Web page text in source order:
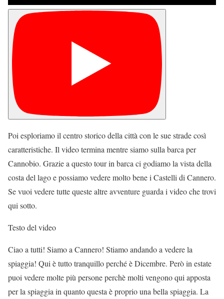
Poi esploriamo il centro storico della città con le sue strade così
caratteristiche. Il video termina mentre siamo sulla barca per
Cannobio. Grazie a questo tour in barca ci godiamo la vista della
costa del lago e possiamo vedere molto bene i Castelli di Cannero.
Se vuoi vedere tutte queste altre avventure guarda i video che trovi
qui sotto.
Testo del video
Ciao a tutti! Siamo a Cannero! Stiamo andando a vedere la
spiaggia! Qui è tutto tranquillo perché è Dicembre. Però in estate
puoi vedere molte più persone perchè molti vengono qui apposta
per la spiaggia in quanto questa è proprio una bella spiaggia. La